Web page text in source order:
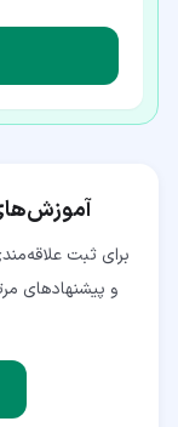
برای ثبت
و پیشنهادهای